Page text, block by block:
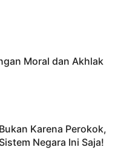
Moral dan Akhlak
Karena Perokok,
Negara Ini Saja!